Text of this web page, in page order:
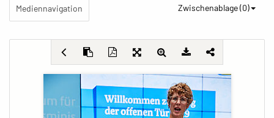
Mediennavigation Zwischenablage (0)